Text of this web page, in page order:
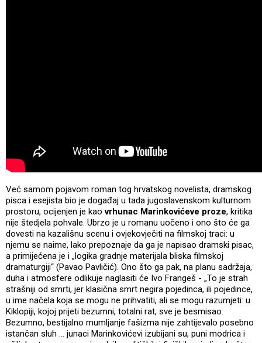
Već samom pojavom roman tog hrvatskog novelista, dramskog
pisca i esejista bio je događaj u tada jugoslavenskom kulturnom
prostoru, ocijenjen je kaovrhunac Marinkovićeve proze, kritika
nije štedjela pohvale. Ubrzo je u romanu uočeno i ono što će ga
dovesti na kazališnu scenu i ovjekovječiti na filmskoj traci: u
njemu se naime, lako prepoznaje da ga je napisao dramski pisac,
a primijećena je i „logika gradnje materijala bliska filmskoj
dramaturgiji“ (Pavao Pavličić). Ono što ga pak, na planu sadržaja,
duha i atmosfere odlikuje naglasiti će Ivo Frangeš - „To je strah
strašniji od smrti, jer klasična smrt negira pojedinca, ili pojedince,
u ime načela koja se mogu ne prihvatiti, ali se mogu razumjeti: u
Kiklopiji, kojoj prijeti bezumni, totalni rat, sve je besmisao.
Bezumno, bestijalno mumljanje fašizma nije zahtijevalo posebno
istančan sluh … junaci Marinkovićevi izubijani su, puni modrica i